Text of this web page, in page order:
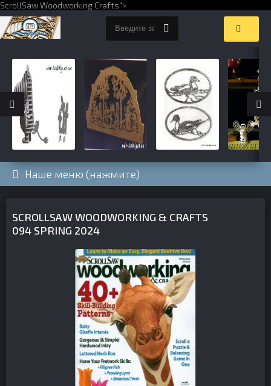
ScrollSaw Woodworking Crafts">
Наше меню (нажмите)
SCROLLSAW WOODWORKING & CRAFTS
094 SPRING 2024